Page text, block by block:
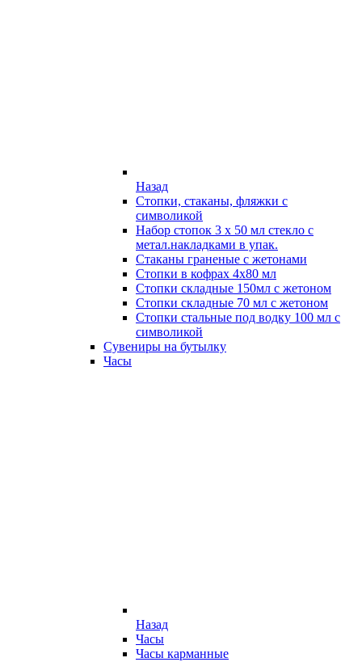
Назад
Стопки, стаканы, фляжки с
символикой
Набор стопок 3 х 50 мл стекло с
метал.накладками в упак.
Стаканы граненые с жетонами
Стопки в кофрах 4х80 мл
Стопки складные 150мл с жетоном
Стопки складные 70 мл с жетоном
Стопки стальные под водку 100 мл с
символикой
Сувениры на бутылку
Часы
Назад
Часы
Часы карманные